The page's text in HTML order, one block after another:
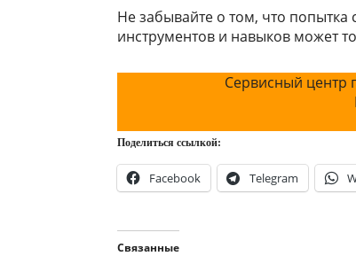
Не забывайте о том, что
инструментов и навыков может
Сервисный центр
Поделиться ссылкой:
Facebook Telegram
Связанные